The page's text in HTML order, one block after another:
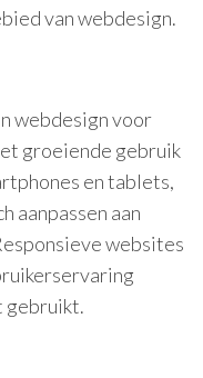
van webdesign.
webdesign voor
groeiende gebruik
en tablets,
aanpassen aan
websites
gebruikt.